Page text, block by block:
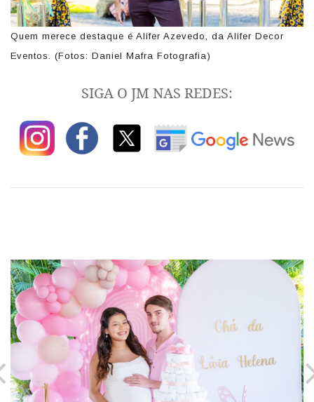
Quem merece destaque é Alifer Azevedo, da Alifer Decor
Eventos. (Fotos: Daniel Mafra Fotografia)
SIGA O JM NAS REDES: